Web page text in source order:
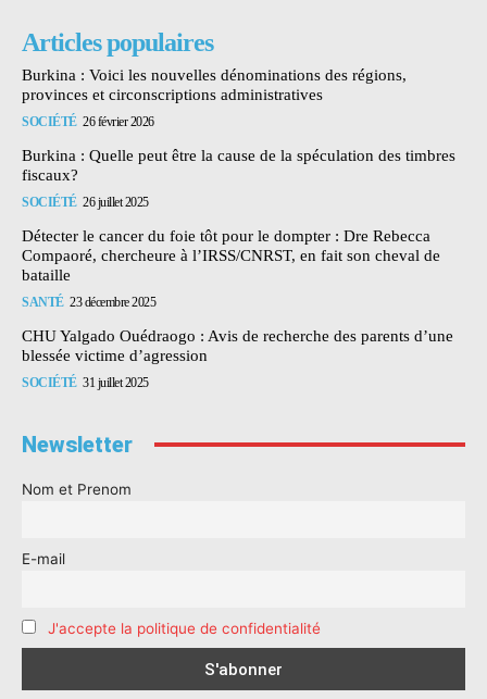
Articles populaires
Burkina : Voici les nouvelles dénominations des régions,
provinces et circonscriptions administratives
SOCIÉTÉ 26 février 2026
Burkina : Quelle peut être la cause de la spéculation des timbres
fiscaux?
SOCIÉTÉ 26 juillet 2025
Détecter le cancer du foie tôt pour le dompter : Dre Rebecca
Compaoré, chercheure à l’IRSS/CNRST, en fait son cheval de
bataille
SANTÉ 23 décembre 2025
CHU Yalgado Ouédraogo : Avis de recherche des parents d’une
blessée victime d’agression
SOCIÉTÉ 31 juillet 2025
Newsletter
Nom et Prenom
E-mail
J'accepte la politique de confidentialité